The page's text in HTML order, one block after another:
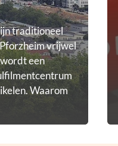
traditioneel
vrijwel
een
Waarom